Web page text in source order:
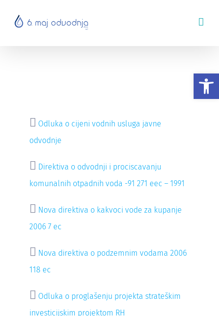
 Odluka o cijeni vodnih usluga javne
odvodnje
 Direktiva o odvodnji i prociscavanju
komunalnih otpadnih voda -91 271 eec – 1991
 Nova direktiva o kakvoci vode za kupanje
2006 7 ec
 Nova direktiva o podzemnim vodama 2006
118 ec
 Odluka o proglašenju projekta strateškim
investicijskim projektom RH